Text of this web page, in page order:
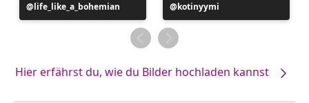
Beitrag
veröffentlicht
life_like_a_bohemian
Beitrag
veröffentlicht
von
kotinyymi
Hier erfährst du, wie du Bilder hochladen kannst